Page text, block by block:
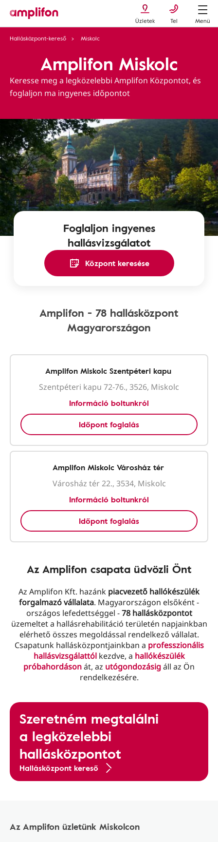
Üzletek Tel
Menü
Hallásközpont-kereső
Miskolc
Amplifon Miskolc
Keresse meg a legközelebbi Amplifon Központot, és
foglaljon ma ingyenes időpontot
Foglaljon ingyenes
hallásvizsgálatot
Központ keresése
Amplifon - 78 hallásközpont
Magyarországon
Amplifon Miskolc Szentpéteri kapu
Szentpéteri kapu 72-76., 3526, Miskolc
Információ boltunkról
Időpont foglalás
Amplifon Miskolc Városház tér
Városház tér 22., 3534, Miskolc
Információ boltunkról
Időpont foglalás
Az Amplifon csapata üdvözli Önt
Az Amplifon Kft. hazánk piacvezető hallókészülék
forgalmazó vállalata. Magyarországon elsőként -
országos lefedettséggel -78 hallásközpontot
üzemeltet a hallásrehabilitáció területén napjainkban
elérhető összes megoldással rendelkező vállalat.
Csapatunk hallásközpontjainkban a professzionális
hallásvizsgálattólkezdve, a hallókészülék
próbahordásonát, az utógondozásigáll az Ön
rendelkezésére.
Szeretném megtalálni
a legközelebbi
hallásközpontot
Hallásközpont kereső
Az Amplifon üzletünk Miskolcon